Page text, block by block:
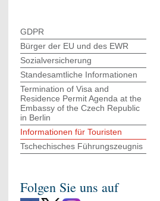
GDPR
Bürger der EU und des EWR
Sozialversicherung
Standesamtliche Informationen
Termination of Visa and
Residence Permit Agenda at the
Embassy of the Czech Republic
in Berlin
Informationen für Touristen
Tschechisches Führungszeugnis
Folgen Sie uns auf